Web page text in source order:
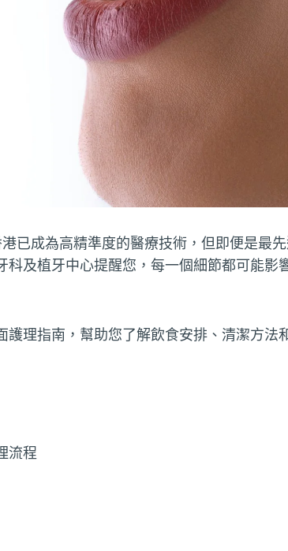
已成為高精準度的醫療技術，但即便是最
科及植牙中心提醒您，每一個細節都可能影
護理指南，幫助您了解飲食安排、清潔方法
流程